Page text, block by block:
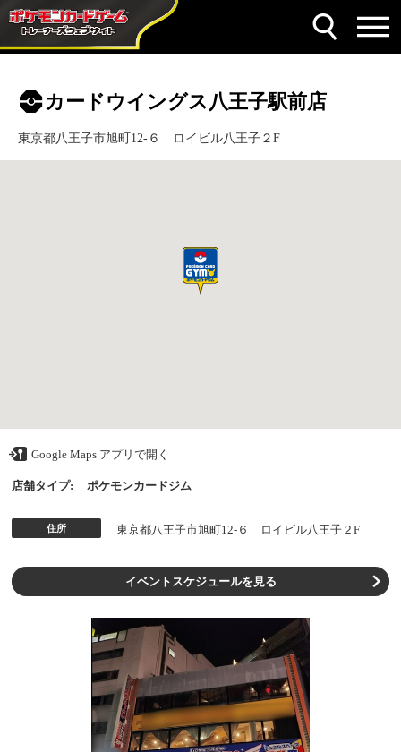
カードウイングス八王子駅前店
東京都八王子市旭町12-６ ロイビル八王子２F
Google Maps アプリで開く
店舗タイプ: ポケモンカードジム
住所 東京都八王子市旭町12-６ ロイビル八王子２F
イベントスケジュールを見る